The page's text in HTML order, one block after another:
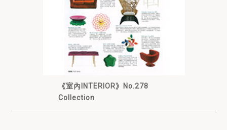
《室內INTERIOR》No.278
Collection